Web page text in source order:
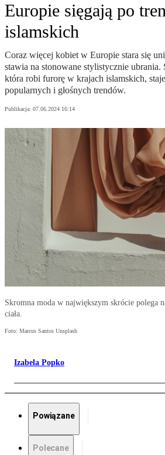
Europie sięgają po
islamskich
Coraz więcej kobiet w Europie stara się
stawia na stonowane stylistycznie ubrania.
która robi furorę w krajach islamskich,
popularnych i głośnych trendów.
Publikacja: 07.06.2024 16:14
Skromna moda w największym skrócie polega
ciała.
Foto: Marcus Santos Unsplash
Izabela Popko
Powiązane
Polecane